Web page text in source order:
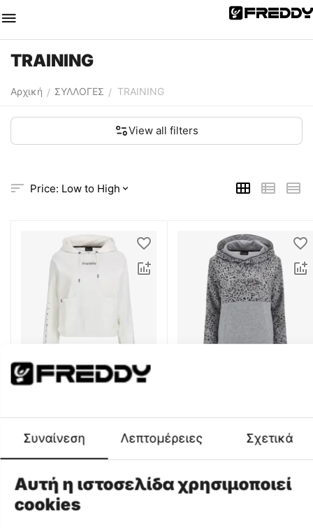
TRAINING
Αρχική / ΣΥΛΛΟΓΕΣ / TRAINING
View all filters
Price: Low to High
Freddy Comfort fit hoodie
M
€2699 €2799
Συναίνεση Λεπτομέρειες Σχετικά
Αυτή η ιστοσελίδα χρησιμοποιεί
cookies